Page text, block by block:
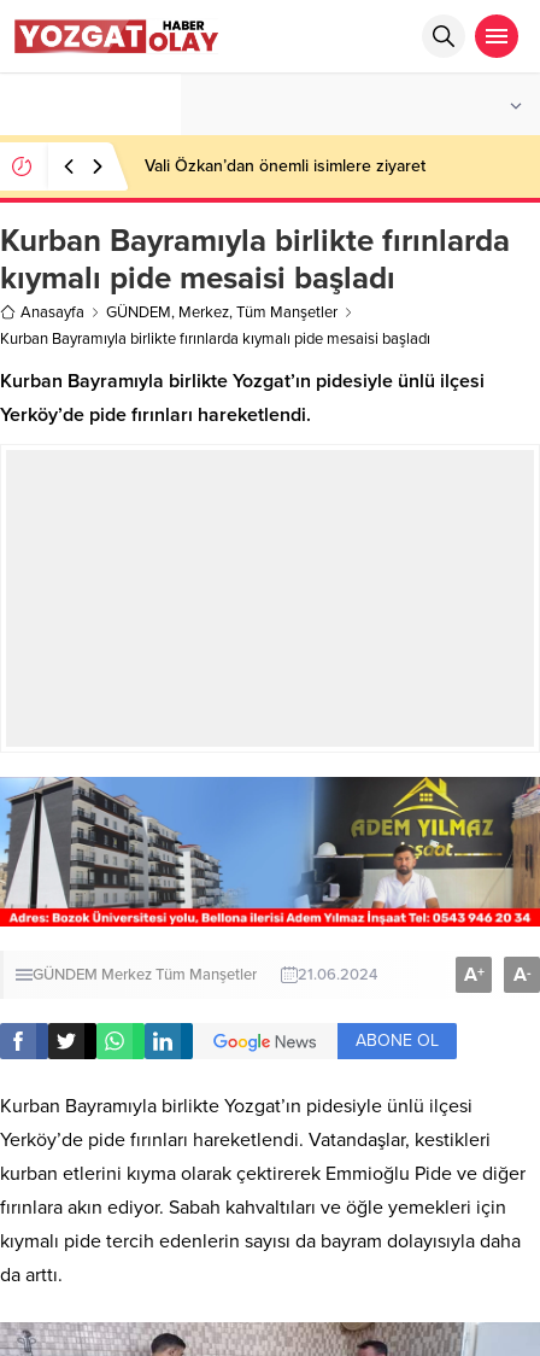
Vali Özkan’dan önemli isimlere ziyaret
Kurban Bayramıyla birlikte fırınlarda
kıymalı pide mesaisi başladı
Anasayfa GÜNDEM, Merkez,Tüm Manşetler
Kurban Bayramıyla birlikte fırınlarda kıymalı pide mesaisi başladı
Kurban Bayramıyla birlikte Yozgat’ın pidesiyle ünlü ilçesi
Yerköy’de pide fırınları hareketlendi.
GÜNDEM MerkezTüm Manşetler 21.06.2024 A+ A-
ABONE OL
Kurban Bayramıyla birlikte Yozgat’ın pidesiyle ünlü ilçesi
Yerköy’de pide fırınları hareketlendi. Vatandaşlar, kestikleri
kurban etlerini kıyma olarak çektirerek Emmioğlu Pide ve diğer
fırınlara akın ediyor. Sabah kahvaltıları ve öğle yemekleri için
kıymalı pide tercih edenlerin sayısı da bayram dolayısıyla daha
da arttı.